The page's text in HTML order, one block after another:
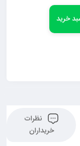
خرید
نظرات
خریداران